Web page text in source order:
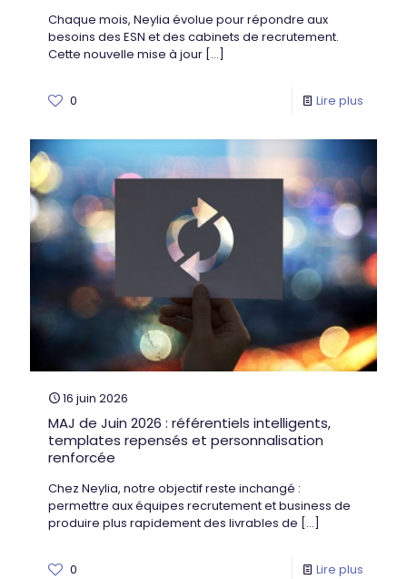
Chaque mois, Neylia évolue pour répondre aux
besoins des ESN et des cabinets de recrutement.
Cette nouvelle mise à jour […]
0 Lire plus
16 juin 2026
MAJ de Juin 2026 : référentiels intelligents,
templates repensés et personnalisation
renforcée
Chez Neylia, notre objectif reste inchangé :
permettre aux équipes recrutement et business de
produire plus rapidement des livrables de […]
0 Lire plus